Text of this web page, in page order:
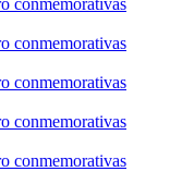
conmemorativas
conmemorativas
conmemorativas
conmemorativas
conmemorativas